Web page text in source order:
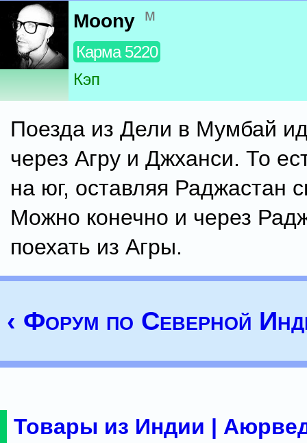
Moony м
Карма 5220
Кэп
Поезда из Дели в Мумбай
через Агру и Джханси. То
на юг, оставляя Раджастан
Можно конечно и через
поехать из Агры.
‹ Форум по Северной
Товары из Индии |